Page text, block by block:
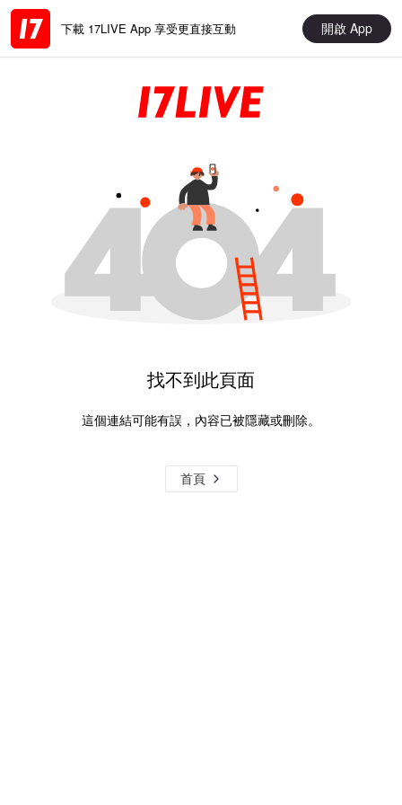
下載 17LIVE App 享受更直接互動 開啟 App
找不到此頁面
這個連結可能有誤，內容已被隱藏或刪除。
首頁